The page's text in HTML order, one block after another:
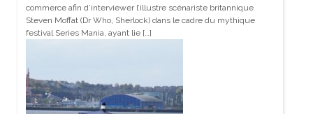
commerce afin d’interviewer l’illustre scénariste britannique
Steven Moffat (Dr Who, Sherlock) dans le cadre du mythique
festival Series Mania, ayant lie […]